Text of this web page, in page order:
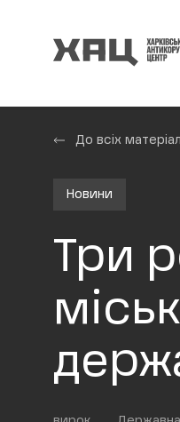
До всіх
Новини
Три